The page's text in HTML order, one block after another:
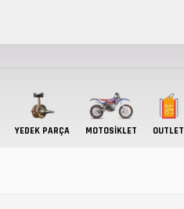
YEDEK PARÇA MOTOSIKLET OUTLET